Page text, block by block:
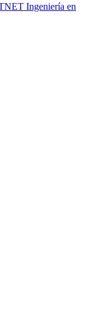
Ingeniería en